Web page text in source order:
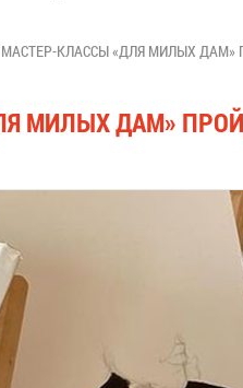
МАСТЕР-КЛАССЫ «ДЛЯ МИЛЫХ ДАМ»
МИЛЫХ ДАМ»